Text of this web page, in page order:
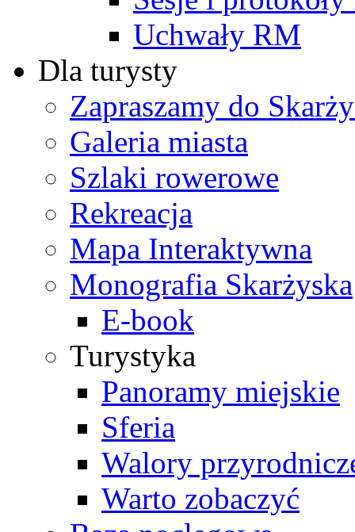
Uchwały RM
Dla turysty
Zapraszamy do
Galeria miasta
Szlaki rowerowe
Rekreacja
Mapa Interaktywna
Monografia Skarżyska
E-book
Turystyka
Panoramy miejskie
Sferia
Walory
Warto zobaczyć